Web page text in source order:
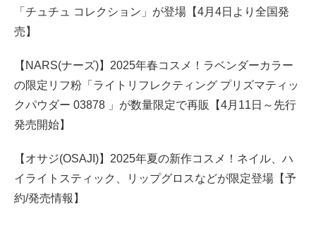
「チュチュ コレクション」が登場【4月4日より全国発
売】
【NARS(ナーズ)】2025年春コスメ！ラベンダーカラー
の限定リフ粉「ライトリフレクティング プリズマティッ
クパウダー 03878 」が数量限定で再販【4月11日～先行
発売開始】
【オサジ(OSAJI)】2025年夏の新作コスメ！ネイル、ハ
イライトスティック、リップグロスなどが限定登場【予
約/発売情報】